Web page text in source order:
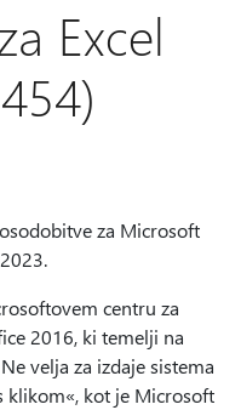
Excel
za Microsoft
centru za
2016, ki temelji na
velja za izdaje sistema
klikom«, kot je Microsoft